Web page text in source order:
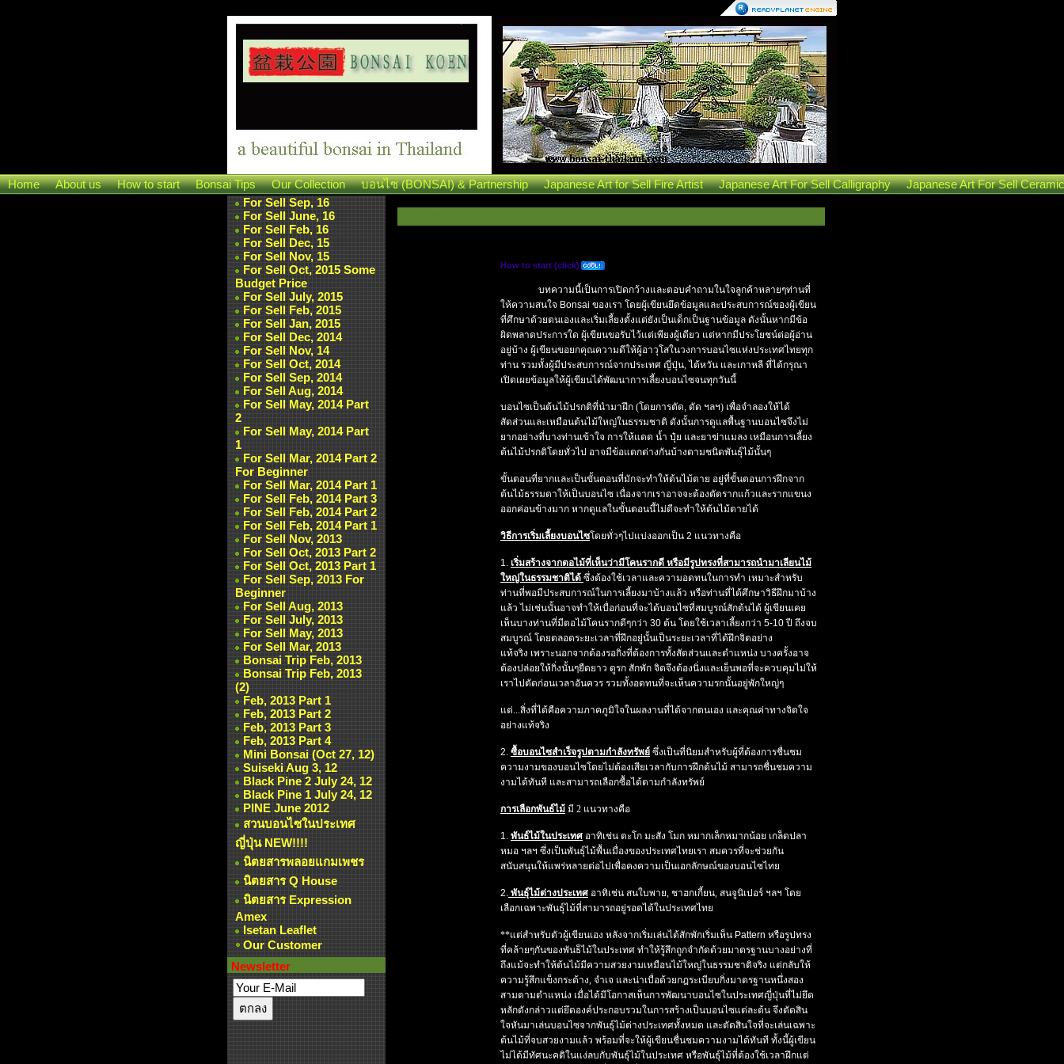
Home About us How to start Bonsai Tips Our Collection บอนไซ (BONSAI) & Partnership Japanese Art for Sell Fire Artist Japanese Art For Sell Calligraphy
Japanese Art For Sell Ceramic
For Sell Sep, 16
For Sell June, 16
For Sell Feb, 16
For Sell Dec, 15
For Sell Nov, 15
For Sell Oct, 2015 Some
Budget Price
For Sell July, 2015
For Sell Feb, 2015
For Sell Jan, 2015
For Sell Dec, 2014
For Sell Nov, 14
For Sell Oct, 2014
For Sell Sep, 2014
For Sell Aug, 2014
For Sell May, 2014 Part
2
For Sell May, 2014 Part
1
For Sell Mar, 2014 Part 2
For Beginner
For Sell Mar, 2014 Part 1
For Sell Feb, 2014 Part 3
For Sell Feb, 2014 Part 2
For Sell Feb, 2014 Part 1
For Sell Nov, 2013
For Sell Oct, 2013 Part 2
For Sell Oct, 2013 Part 1
For Sell Sep, 2013 For
Beginner
For Sell Aug, 2013
For Sell July, 2013
For Sell May, 2013
For Sell Mar, 2013
Bonsai Trip Feb, 2013
Bonsai Trip Feb, 2013
(2)
Feb, 2013 Part 1
Feb, 2013 Part 2
Feb, 2013 Part 3
Feb, 2013 Part 4
Mini Bonsai (Oct 27, 12)
Suiseki Aug 3, 12
Black Pine 2 July 24, 12
Black Pine 1 July 24, 12
PINE June 2012
สวนบอนไซในประเทศ
ญี่ปุ่น NEW!!!!
นิตยสารพลอยแกมเพชร
นิตยสาร Q House
นิตยสาร Expression
Amex
Isetan Leaflet
Our Customer
Newsletter
How to start (click)
บทความนี้เป็นการเปิดกว้างและตอบคำถามในใจลูกค้าหลายๆท่านที่
ให้ความสนใจ Bonsai ของเรา โดยผู้เขียนยึดข้อมูลและประสบการณ์ของผู้เขียน
ที่ศึกษาด้วยตนเองและเริ่มเลี้ยงตั้งแต่ยังเป็นเด็กเป็นฐานข้อมูล ดังนั้นหากมีข้อ
ผิดพลาดประการใด ผู้เขียนขอรับไว้แต่เพียงผู้เดียว แต่หากมีประโยชน์ต่อผู้อ่าน
อยู่บ้าง ผู้เขียนขอยกคุณความดีให้ผู้อาวุโสในวงการบอนไซแห่งประเทศไทยทุก
ท่าน รวมทั้งผู้มีประสบการณ์จากประเทศ ญี่ปุ่น, ไต้หวัน และเกาหลี ที่ได้กรุณา
เปิดเผยข้อมูลให้ผู้เขียนได้พัฒนาการเลี้ยงบอนไซจนทุกวันนี้
บอนไซเป็นต้นไม้ปรกติที่นำมาฝึก (โดยการตัด, ดัด ฯลฯ) เพื่อจำลองให้ได้
สัดส่วนและเหมือนต้นไม้ใหญ่ในธรรมชาติ ดังนั้นการดูแลพื้นฐานบอนไซจึงไม่
ยากอย่างที่บางท่านเข้าใจ การให้แดด น้ำ ปุ๋ย และยาฆ่าแมลง เหมือนการเลี้ยง
ต้นไม้ปรกติโดยทั่วไป อาจมีข้อแตกต่างกันบ้างตามชนิดพันธุ์ไม้นั้นๆ
ขั้นตอนที่ยากและเป็นขั้นตอนที่มักจะทำให้ต้นไม้ตาย อยู่ที่ขั้นตอนการฝึกจาก
ต้นไม้ธรรมดาให้เป็นบอนไซ เนื่องจากเราอาจจะต้องตัดรากแก้วและรากแขนง
ออกค่อนข้างมาก หากดูแลในขั้นตอนนี้ไม่ดีจะทำให้ต้นไม้ตายได้
วิธีการเริ่มเลี้ยงบอนไซโดยทั่วๆไปแบ่งออกเป็น 2 แนวทางคือ
1. เริ่มสร้างจากตอไม้ที่เห็นว่ามีโคนรากดี หรือมีรูปทรงที่สามารถนำมาเลียนไม้
ใหญ่ในธรรมชาติได้ ซึ่งต้องใช้เวลาและความอดทนในการทำ เหมาะสำหรับ
ท่านที่พอมีประสบการณ์ในการเลี้ยงมาบ้างแล้ว หรือท่านที่ได้ศึกษาวิธีฝึกมาบ้าง
แล้ว ไม่เช่นนั้นอาจทำให้เบื่อก่อนที่จะได้บอนไซที่สมบูรณ์สักต้นได้ ผู้เขียนเคย
เห็นบางท่านที่มีตอไม้โคนรากดีๆกว่า 30 ต้น โดยใช้เวลาเลี้ยงกว่า 5-10ปี ถึงจบ
สมบูรณ์ โดยตลอดระยะเวลาที่ฝึกอยู่นั้นเป็นระยะเวลาที่ได้ฝึกจิตอย่าง
แท้จริง เพราะนอกจากต้องรอกิ่งที่ต้องการทั้งสัดส่วนและตำแหน่ง บางครั้งอาจ
ต้องปล่อยให้กิ่งนั้นๆยืดยาว ดูรก สักพัก จิตจึงต้องนิ่งและเย็นพอที่จะควบคุมไม่ให้
เราไปตัดก่อนเวลาอันควร รวมทั้งอดทนที่จะเห็นความรกนั้นอยู่พักใหญ่ๆ
แต่...สิ่งที่ได้คือความภาคภูมิใจในผลงานที่ได้จากตนเอง และคุณค่าทางจิตใจ
อย่างแท้จริง
2. ซื้อบอนไซสำเร็จรูปตามกำลังทรัพย์ ซึ่งเป็นที่นิยมสำหรับผู้ที่ต้องการชื่นชม
ความงามของบอนไซโดยไม่ต้องเสียเวลากับการฝึกต้นไม้ สามารถชื่นชมความ
งามได้ทันที และสามารถเลือกซื้อได้ตามกำลังทรัพย์
การเลือกพันธ์ไม้ มี 2 แนวทางคือ
1. พันธ์ไม้ในประเทศ อาทิเช่น ตะโก มะสัง โมก หมากเล็กหมากน้อย เกล็ดปลา
หมอ ฯลฯ ซึ่งเป็นพันธุ์ไม้พื้นเมื่องของประเทศไทยเรา สมควรที่จะช่วยกัน
สนับสนุนให้แพร่หลายต่อไปเพื่อคงความเป็นเอกลักษณ์ของบอนไซไทย
2. พันธุ์ไม้ต่างประเทศ อาทิเช่น สนใบพาย, ชาฮกเกี้ยน, สนจูนิเปอร์ ฯลฯ โดย
เลือกเฉพาะพันธุ์ไม้ที่สามารถอยู่รอดได้ในประเทศไทย
**แต่สำหรับตัวผู้เขียนเอง หลังจากเริ่มเล่นได้สักพักเริ่มเห็น Pattern หรือรูปทรง
ที่คล้ายๆกันของพันธ็ไม้ในประเทศ ทำให้รู้สึกถูกจำกัดด้วยมาตรฐานบางอย่างที่
ถึงแม้จะทำให้ต้นไม้มีความสวยงามเหมือนไม้ใหญ่ในธรรมชาติจริง แต่กลับให้
ความรู้สึกแข็งกระด้าง, จำเจ และน่าเบื่อด้วยกฎระเบียบกิ่งมาตรฐานหนึ่งสอง
สามตามตำแหน่ง เมื่อได้มีโอกาสเห็นการพัฒนาบอนไซในประเทศญี่ปุ่นที่ไม่ยึด
หลักดังกล่าวแต่ยึดองค์ประกอบรวมในการสร้างเป็นบอนไซแต่ละต้น จึงตัดสิน
ใจหันมาเล่นบอนไซจากพันธุ์ไม้ต่างประเทศทั้งหมด และตัดสินใจที่จะเล่นเฉพาะ
ต้นไม้ที่จบสวยงามแล้ว พร้อมที่จะให้ผู้เขียนชื่นชมความงามได้ทันที ทั้งนี้ผู้เขียน
ไม่ได้มีทัศนะคติในแง่ลบกับพันธุ์ไม้ในประเทศ หรือพันธุ์ไม้ที่ต้องใช้เวลาฝึกแต่